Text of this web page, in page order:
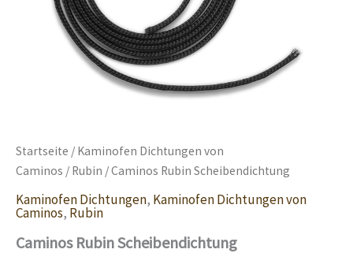
Startseite / Kaminofen Dichtungen von
Caminos / Rubin / Caminos Rubin Scheibendichtung
Kaminofen Dichtungen, Kaminofen Dichtungen von
Caminos, Rubin
Caminos Rubin Scheibendichtung